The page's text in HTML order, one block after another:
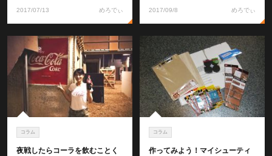
2017/07/13 めろでぃ 2017/09/8 めろでぃ
コラム
夜戦したらコーラを飲むことく
コラム
作ってみよう！マイシューティ